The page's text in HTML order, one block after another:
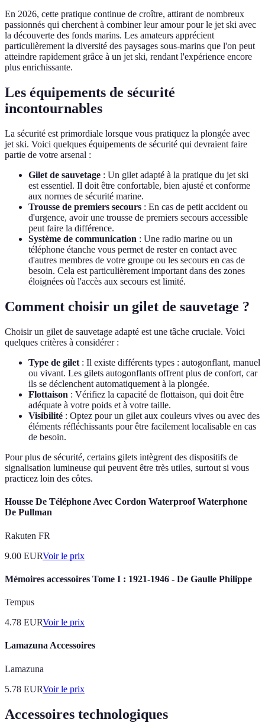
En 2026, cette pratique continue de croître, attirant de nombreux
passionnés qui cherchent à combiner leur amour pour le jet ski avec
la découverte des fonds marins. Les amateurs apprécient
particulièrement la diversité des paysages sous-marins que l'on peut
atteindre rapidement grâce à un jet ski, rendant l'expérience encore
plus enrichissante.
Les équipements de sécurité
incontournables
La sécurité est primordiale lorsque vous pratiquez la plongée avec
jet ski. Voici quelques équipements de sécurité qui devraient faire
partie de votre arsenal :
Gilet de sauvetage : Un gilet adapté à la pratique du jet ski
est essentiel. Il doit être confortable, bien ajusté et conforme
aux normes de sécurité marine.
Trousse de premiers secours : En cas de petit accident ou
d'urgence, avoir une trousse de premiers secours accessible
peut faire la différence.
Système de communication : Une radio marine ou un
téléphone étanche vous permet de rester en contact avec
d'autres membres de votre groupe ou les secours en cas de
besoin. Cela est particulièrement important dans des zones
éloignées où l'accès aux secours est limité.
Comment choisir un gilet de sauvetage ?
Choisir un gilet de sauvetage adapté est une tâche cruciale. Voici
quelques critères à considérer :
Type de gilet : Il existe différents types : autogonflant, manuel
ou vivant. Les gilets autogonflants offrent plus de confort, car
ils se déclenchent automatiquement à la plongée.
Flottaison : Vérifiez la capacité de flottaison, qui doit être
adéquate à votre poids et à votre taille.
Visibilité : Optez pour un gilet aux couleurs vives ou avec des
éléments réfléchissants pour être facilement localisable en cas
de besoin.
Pour plus de sécurité, certains gilets intègrent des dispositifs de
signalisation lumineuse qui peuvent être très utiles, surtout si vous
practicez loin des côtes.
Housse De Téléphone Avec Cordon Waterproof Waterphone
De Pullman
Rakuten FR
9.00 EURVoir le prix
Mémoires accessoires Tome I : 1921-1946 - De Gaulle Philippe
Tempus
4.78 EURVoir le prix
Lamazuna Accessoires
Lamazuna
5.78 EURVoir le prix
Accessoires technologiques